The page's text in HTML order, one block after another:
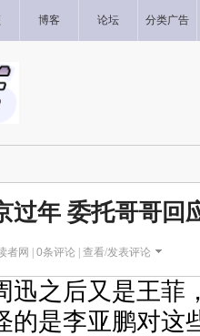
博客 论坛 分类广告
过年 委托哥哥回
者网 | 0条评论 | 查看/发表评论
迅之后又是王菲
的是李亚鹏对这